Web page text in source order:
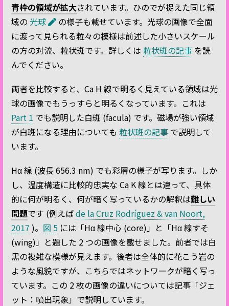
青枠の領域が拡大されています。ひのでが捉えた同じ領
域の 光球
の様子も載せています。光球の画像で全面
に渡って見られる粒々の模様は前述した小さいスケール
の方の対流、粒状斑です。詳しくは 粒状斑の記事 を読
んでください。
両者を比較すると、Ca H 線で明るく見えている領域は光
球の画像でもうっすらと明るくなっています。これは
Part 1 でも説明した白斑 (facula) です。磁場が強い領域
が白斑になる理由についても 粒状斑の記事 で説明して
います。
Hα 線 (波長 656.3 nm) でも彩層の様子が写ります。しか
し、温度構造に比較的忠実な Ca K 線とは違って、具体
的に何が明るく、何が暗く写っているかの解釈は難しい
問題です (例えばde la Cruz Rodríguez & van Noort,
2017 )。 図 5 には「Hα 線中心 (core)」と「Hα 線すそ
(wing)」と題した 2 つの画像を載せました。前者では白
黒の複雑な模様が見えます。後者は全体的に花こう岩の
ような風貌ですが、こちらではネットワークが暗く写っ
ています。この 2 枚の画像の違いについては記事「ジェ
ット：噴出現象」で説明しています。